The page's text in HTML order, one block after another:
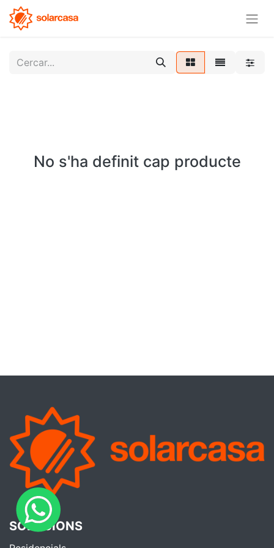
No s'ha definit cap producte
SOLUCIONS